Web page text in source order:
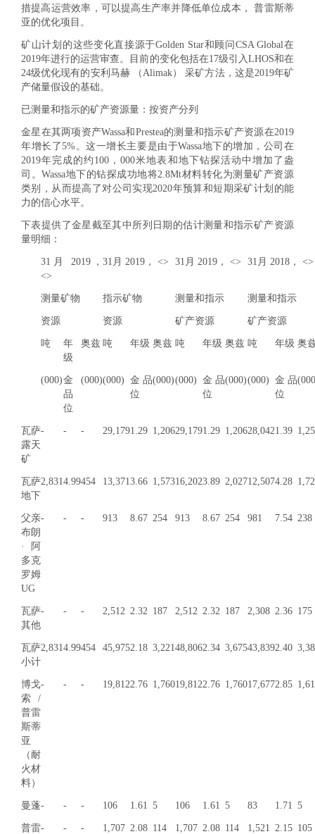
措提高运营效率，可以提高生产率并降低单位成本， 普雷斯蒂
亚的优化项目。
矿山计划的这些变化直接源于Golden Star和顾问CSA Global在
2019年进行的运营审查。目前的变化包括在17级引入LHOS和在
24级优化现有的安利马赫 （Alimak） 采矿方法，这是2019年矿
产储量假设的基础。
已测量和指示的矿产资源量：按资产分列
金星在其两项资产Wassa和Prestea的测量和指示矿产资源在2019
年增长了5%。这一增长主要是由于Wassa地下的增加，公司在
2019年完成的约100，000米地表和地下钻探活动中增加了盎
司。Wassa地下的钻探成功地将2.8Mt材料转化为测量矿产资源
类别，从而提高了对公司实现2020年预算和短期采矿计划的能
力的信心水平。
下表提供了金星截至其中所列日期的估计测量和指示矿产资源
量明细：
31月 2019，
<>
31月 2019， <> 31月 2019， <> 31月 2018， <>
测量矿物
资源
指示矿物
资源
测量和指示
矿产资源
测量和指示
矿产资源
吨
年
级
奥兹 吨 年级 奥兹 吨 年级 奥兹 吨 年级 奥
(000)金
品
位
(000)(000) 金品
位
(000)(000) 金品
位
(000)(000) 金品
位
瓦萨
露天
矿
- - - 29,1791.29 1,20629,1791.29 1,20628,0421.39
瓦萨
地下
2,8314.99454 13,3713.66 1,57316,2023.89 2,02712,5074.28
父亲
布朗
·阿
多克
罗姆
UG
- - - 913 8.67 254 913 8.67 254 981 7.54 238
瓦萨
其他
- - - 2,512 2.32 187 2,512 2.32 187 2,308 2.36 175
瓦萨
小计
2,8314.99454 45,9752.18 3,22148,8062.34 3,67543,8392.40
博戈
索/
普雷
斯蒂
亚
（耐
火材
料）
- - - 19,8122.76 1,76019,8122.76 1,76017,6772.85
曼蓬- - - 106 1.61 5 106 1.61 5 83 1.71 5
普雷- - - 1,707 2.08 114 1,707 2.08 114 1,521 2.15 105